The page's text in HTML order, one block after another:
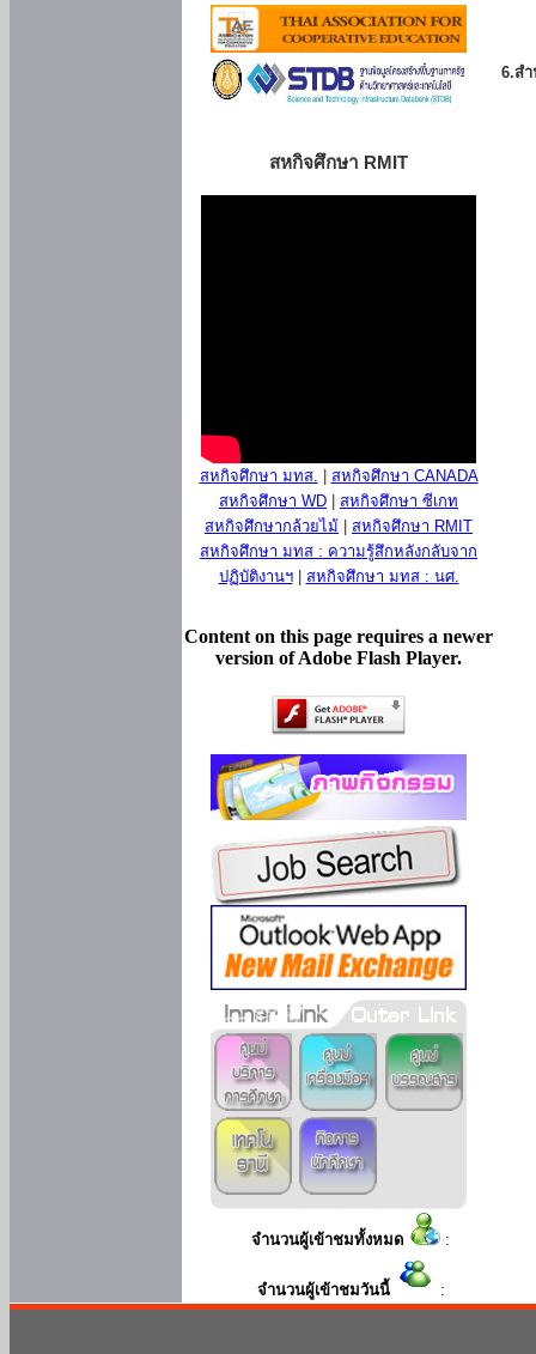
สหกิจศึกษา RMIT
สหกิจศึกษา มทส.
สหกิจศึกษา CANADA
สหกิจศึกษา WD
สหกิจศึกษา ซีเกท
สหกิจศึกษากล้วยไม้
สหกิจศึกษา RMIT
สหกิจศึกษา มทส : ความรู้สึกหลังกลับจาก
ปฏิบัติงานฯ| สหกิจศึกษา มทส : นศ.
Content on this page requires a newer
version of Adobe Flash Player.
จำนวนผู้เข้าชมทั้งหมด :
จำนวนผู้เข้าชมวันนี้ :
6.ส